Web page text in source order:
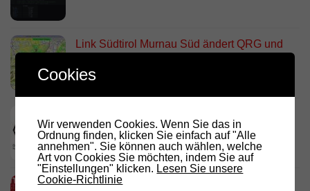
Link Südtirol Murnau Süd ändert QRG und
23. JULI 2026
23. JULI 2026
D.R.C. in den Medien – Meraner
Cookies
Wir verwenden Cookies. Wenn Sie das in
Ordnung finden, klicken Sie einfach auf "Alle
annehmen". Sie können auch wählen, welche
Art von Cookies Sie möchten, indem Sie auf
"Einstellungen" klicken. Lesen Sie unsere
Cookie-Richtlinie